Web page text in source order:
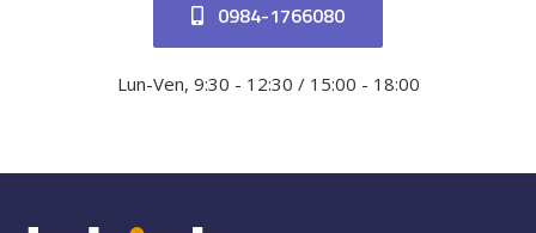
0984-1766080
Lun-Ven, 9:30 - 12:30 / 15:00 - 18:00